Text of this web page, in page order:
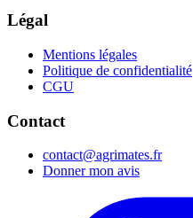
Légal
Mentions légales
Politique de confidentialité
CGU
Contact
contact@agrimates.fr
Donner mon avis